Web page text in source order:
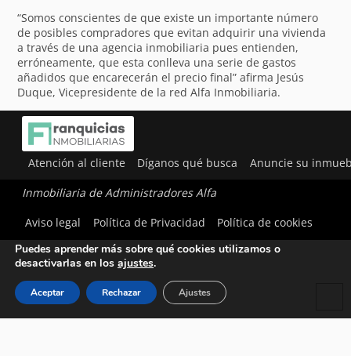
“Somos conscientes de que existe un importante número
de posibles compradores que evitan adquirir una vivienda
a través de una agencia inmobiliaria pues entienden,
erróneamente, que esta conlleva una serie de gastos
añadidos que encarecerán el precio final” afirma Jesús
Duque, Vicepresidente de la red Alfa Inmobiliaria.
Atención al cliente Díganos qué busca Anuncie su
Inmobiliaria de Administradores Alfa
Aviso legal
Política de Privacidad Política de cookies
Utilizamos cookies para ofrecerte la mejor experiencia en
Puedes aprender más sobre qué cookies utilizamos o
desactivarlas en los ajustes.
Aceptar Rechazar Ajustes